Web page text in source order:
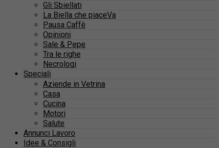
Gli Sbiellati
La Biella che piaceVa
Pausa Caffè
Opinioni
Sale & Pepe
Tra le righe
Necrologi
Speciali
Aziende in Vetrina
Casa
Cucina
Motori
Salute
Annunci Lavoro
Idee & Consigli